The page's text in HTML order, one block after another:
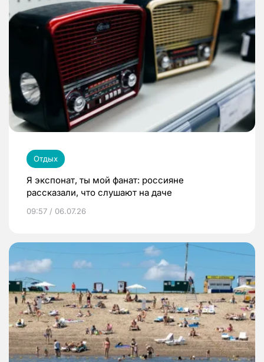
Отдых
Я экспонат, ты мой фанат: россияне
рассказали, что слушают на даче
09:57 / 06.07.26